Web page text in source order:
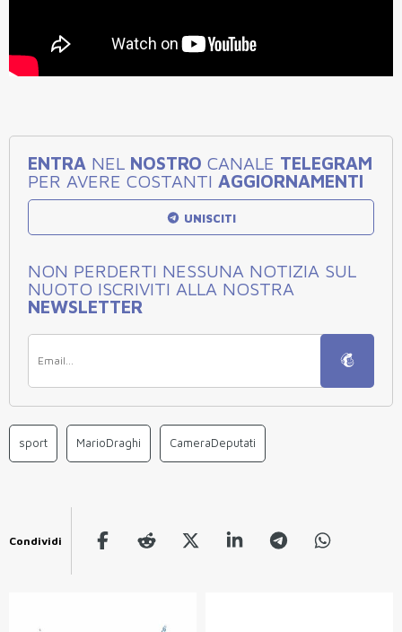
ENTRA NEL NOSTRO CANALE TELEGRAM
PER AVERE COSTANTI AGGIORNAMENTI
UNISCITI
NON PERDERTI NESSUNA NOTIZIA SUL
NUOTO ISCRIVITI ALLA NOSTRA
NEWSLETTER
sport MarioDraghi CameraDeputati
Condividi